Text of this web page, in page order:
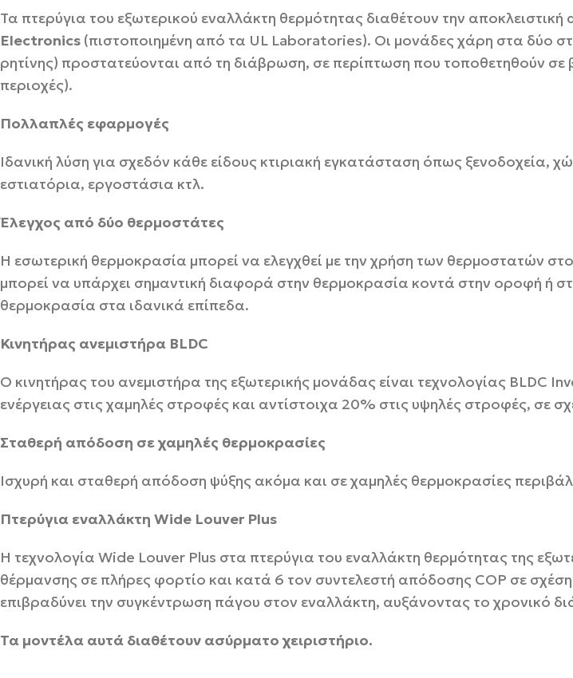
Τα πτερύγια του εξωτερικού εναλλάκτη θερμότητας διαθέτουν την
Electronics (πιστοποιημένη από τα UL Laboratories). Οι μονάδες χάρη στα δύο
ρητίνης) προστατεύονται από τη διάβρωση, σε περίπτωση που τοποθετηθούν
περιοχές).
Πολλαπλές εφαρμογές
Ιδανική λύση για σχεδόν κάθε είδους κτιριακή εγκατάσταση όπως ξενοδοχεία,
εστιατόρια, εργοστάσια κτλ.
Έλεγχος από δύο θερμοστάτες
Η εσωτερική θερμοκρασία μπορεί να ελεγχθεί με την χρήση των θερμοστατών
μπορεί να υπάρχει σημαντική διαφορά στην θερμοκρασία κοντά στην οροφή ή
θερμοκρασία στα ιδανικά επίπεδα.
Κινητήρας ανεμιστήρα BLDC
Ο κινητήρας του ανεμιστήρα της εξωτερικής μονάδας είναι τεχνολογίας
ενέργειας στις χαμηλές στροφές και αντίστοιχα 20% στις υψηλές στροφές, σε
Σταθερή απόδοση σε χαμηλές θερμοκρασίες
Ισχυρή και σταθερή απόδοση ψύξης ακόμα και σε χαμηλές θερμοκρασίες
Πτερύγια εναλλάκτη Wide Louver Plus
H τεχνολογία Wide Louver Plus στα πτερύγια του εναλλάκτη θερμότητας της
θέρμανσης σε πλήρες φορτίο και κατά 6 τον συντελεστή απόδοσης COP σε
επιβραδύνει την συγκέντρωση πάγου στον εναλλάκτη, αυξάνοντας το χρονικό
Τα μοντέλα αυτά διαθέτουν ασύρματο χειριστήριο.